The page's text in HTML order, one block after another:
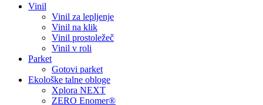
Vinil
Vinil za lepljenje
Vinil na klik
Vinil prostoležeč
Vinil v roli
Parket
Gotovi parket
Ekološke talne obloge
Xplora NEXT
ZERO Enomer®